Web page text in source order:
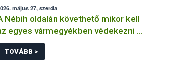
május 27, szerda
Nébih oldalán követhető mikor kell
egyes vármegyékben védekezni az
szőlőkabóca ellen
TOVÁBB >